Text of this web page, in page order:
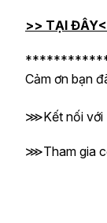
>> TẠI
Cảm ơn bạn
⋙Kết nối với
⋙Tham gia